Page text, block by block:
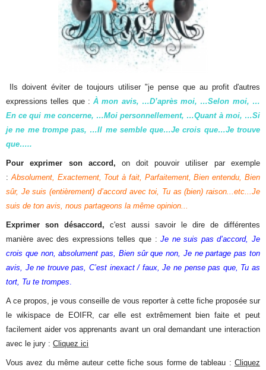
Ils doivent éviter de toujours utiliser "je pense que au profit d'autres
expressions telles que : À mon avis, …D’après moi, …Selon moi, …
En ce qui me concerne, …Moi personnellement, …Quant à moi, …Si
je ne me trompe pas, …Il me semble que…Je crois que…Je trouve
que…..
Pour exprimer son accord, on doit pouvoir utiliser par exemple
: Absolument, Exactement, Tout à fait, Parfaitement,Bien entendu, Bien
sûr, Je suis (entièrement) d’accord avec toi, Tu as (bien) raison...etc...Je
suis de ton avis, nous partageons la même opinion...
Exprimer son désaccord, c'est aussi savoir le dire de différentes
manière avec des expressions telles que :Je ne suis pas d’accord, Je
crois que non, absolument pas, Bien sûr que non, Je ne partage pas ton
avis, Je ne trouve pas,C’est inexact / faux,Je ne pense pas que, Tu as
tort, Tu te trompes
A ce propos, je vous conseille de vous reporter à cette fiche proposée sur
le wikispace de EOIFR, car elle est extrêmement bien faite et peut
facilement aider vos apprenants avant un oral demandant une interaction
avec le jury :Cliquez ici
Vous avez du même auteur cette fiche sous forme de tableau : Cliquez